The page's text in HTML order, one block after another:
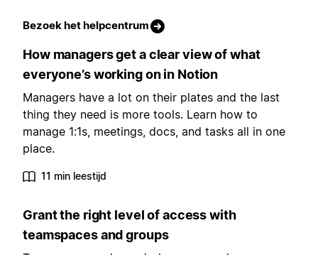
Bezoek het helpcentrum
How managers get a clear view of what
everyone’s working on in Notion
Managers have a lot on their plates and the last
thing they need is more tools. Learn how to
manage 1:1s, meetings, docs, and tasks all in one
place.
11 min leestijd
Grant the right level of access with
teamspaces and groups